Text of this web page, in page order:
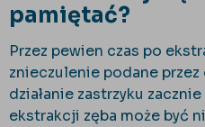
pamiętać?
Przez pewien czas po
znieczulenie podane
działanie zastrzyku
ekstrakcji zęba może być